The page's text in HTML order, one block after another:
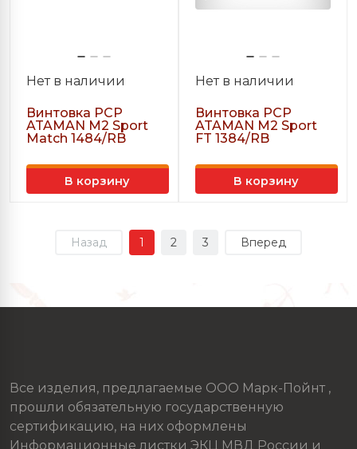
Нет в наличии
Винтовка PCP
ATAMAN M2 Sport
Match 1484/RB
В корзину
Нет в наличии
Винтовка PCP
ATAMAN M2 Sport
FT 1384/RB
В корзину
Назад 1 2 3 Вперед
Все изделия, предлагаемые ООО Марк-Пойнт ,
прошли обязательную государственную
сертификацию, на них оформлены
Информационные листки ЭКЦ МВД России и